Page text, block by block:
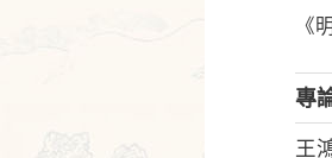
《
專
王